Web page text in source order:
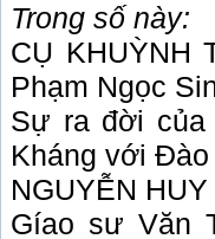
Trong số này:
CỤ KHUỲNH
Phạm Ngọc
Sự ra đời của
Kháng với
NGUYỄN
Gíao sư Văn